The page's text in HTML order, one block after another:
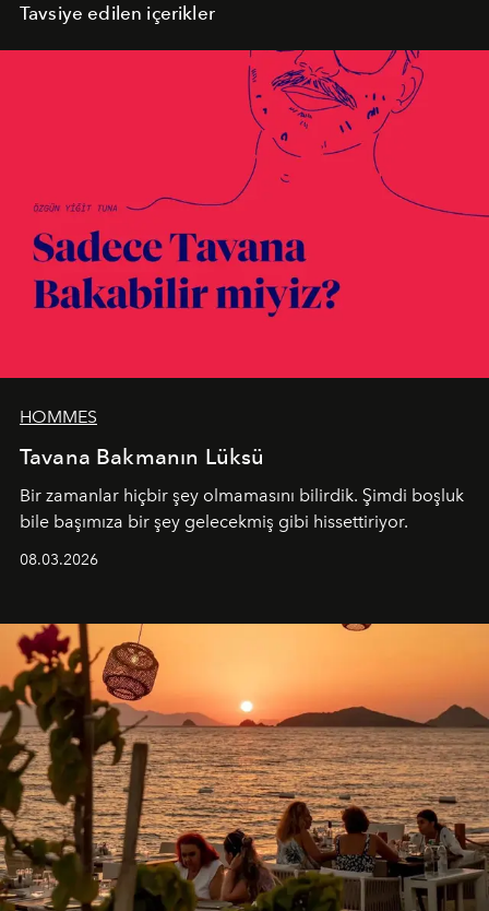
Tavsiye edilen içerikler
HOMMES
Tavana Bakmanın Lüksü
Bir zamanlar hiçbir şey olmamasını bilirdik. Şimdi boşluk
bile başımıza bir şey gelecekmiş gibi hissettiriyor.
08.03.2026